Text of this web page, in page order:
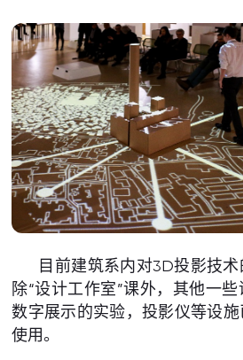
目前建筑系内对3D投影技术
除“设计工作室”课外，其他一
数字展示的实验，投影仪等设
使用。